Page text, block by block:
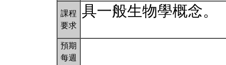
課程
要求
具一般生物學概念。
預期
每週